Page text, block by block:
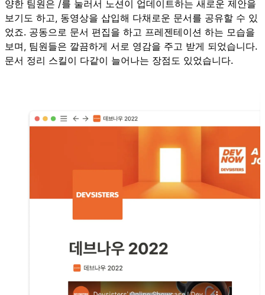
양한 팀원은 /를 눌러서 노션이 업데이트하는 새로운 제안을
보기도 하고, 동영상을 삽입해 다채로운 문서를 공유할 수 있
었죠. 공동으로 문서 편집을 하고 프레젠테이션 하는 모습을
보며, 팀원들은 깔끔하게 서로 영감을 주고 받게 되었습니다.
문서 정리 스킬이 다같이 늘어나는 장점도 있었습니다.